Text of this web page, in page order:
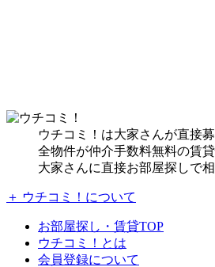
ウチコミ！は大家さんが直接
全物件が仲介手数料無料の賃
大家さんに直接お部屋探しで相
＋ ウチコミ！について
お部屋探し・賃貸TOP
ウチコミ！とは
会員登録について